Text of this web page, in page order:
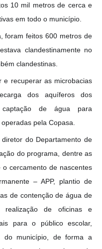
10 mil metros de cerca e
em todo o município.
foram feitos 600 metros de
clandestinamente no
clandestinas.
e recuperar as microbacias
dos aquíferos dos
de água para
pela Copasa.
diretor do Departamento de
do programa, dentre as
o cercamento de nascentes
– APP, plantio de
de contenção de água de
de oficinas e
para o público escolar,
do município, de forma a